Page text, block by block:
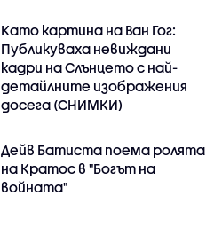
Като картина на Ван Гог:
Публикуваха невиждани
кадри на Слънцето с най-
детайлните изображения
досега (СНИМКИ)
Дейв Батиста поема ролята
на Кратос в "Богът на
войната"